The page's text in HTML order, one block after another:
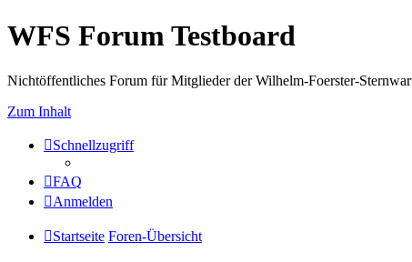
WFS Forum Testboard
Nichtöffentliches Forum für Mitglieder der Wilhelm-Foerster-
Zum Inhalt
Schnellzugriff
FAQ
Anmelden
Startseite Foren-Übersicht